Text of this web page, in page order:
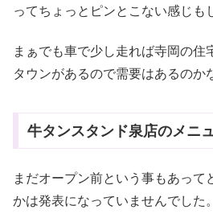
ってちょっとピンとこない感じも
まぁでも車で少し走れば寺岡の住
タウンがあるので需要はあるのか
牛タンスタンド泉店のメニ
まだオープン前という事もあって
かは発表になっていませんでした。